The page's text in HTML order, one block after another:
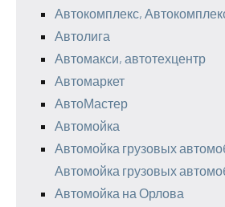
Автокомплекс,
Автолига
Автомакси, автотехцентр
Автомаркет
АвтоМастер
Автомойка
Автомойка грузовых
Автомойка грузовых
Автомойка на Орлова